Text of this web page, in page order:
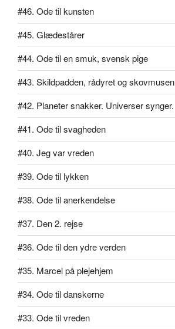
#46. Ode til kunsten
#45. Glædestårer
#44. Ode til en smuk, svensk pige
#43. Skildpadden, rådyret og skovmusen
#42. Planeter snakker. Universer synger.
#41. Ode til svagheden
#40. Jeg var vreden
#39. Ode til lykken
#38. Ode til anerkendelse
#37. Den 2. rejse
#36. Ode til den ydre verden
#35. Marcel på plejehjem
#34. Ode til danskerne
#33. Ode til vreden